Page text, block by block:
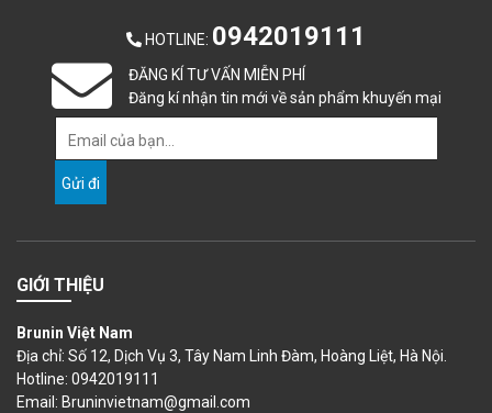
HOTLINE: 0942019111
ĐĂNG KÍ TƯ VẤN MIỄN PHÍ
Đăng kí nhận tin mới về sản phẩm khuyến mại
GIỚI THIỆU
Brunin Việt Nam
Địa chỉ: Số 12, Dịch Vụ 3, Tây Nam Linh Đàm, Hoàng Liệt, Hà Nội.
Hotline: 0942019111
Email: Bruninvietnam@gmail.com